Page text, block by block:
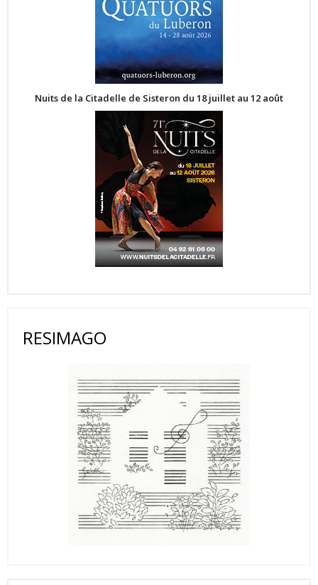
Nuits de la Citadelle de Sisteron du 18 juillet au 12 août
RESIMAGO